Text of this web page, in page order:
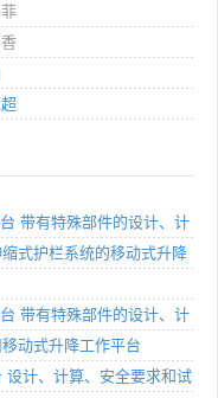
带有特殊部件的设计、计
式护栏系统的移动式升降
带有特殊部件的设计、计
动式升降工作平台
计、计算、安全要求和试